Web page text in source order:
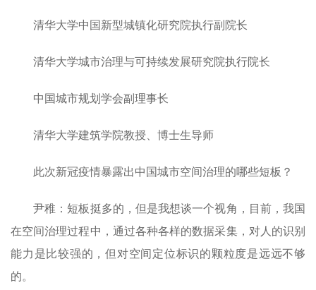
清华大学中国新型城镇化研究院执行副院长
清华大学城市治理与可持续发展研究院执行院长
中国城市规划学会副理事长
清华大学建筑学院教授、博士生导师
此次新冠疫情暴露出中国城市空间治理的哪些短板？
尹稚：短板挺多的，但是我想谈一个视角，目前，我国
在空间治理过程中，通过各种各样的数据采集，对人的识别
能力是比较强的，但对空间定位标识的颗粒度是远远不够
的。